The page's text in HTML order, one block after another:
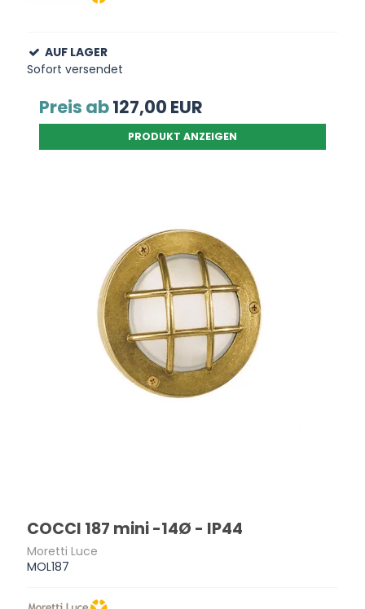
AUF LAGER
Sofort versendet
Preis ab127,00 EUR
PRODUKT ANZEIGEN
COCCI 187 mini -14Ø - IP44
Moretti Luce
MOL187